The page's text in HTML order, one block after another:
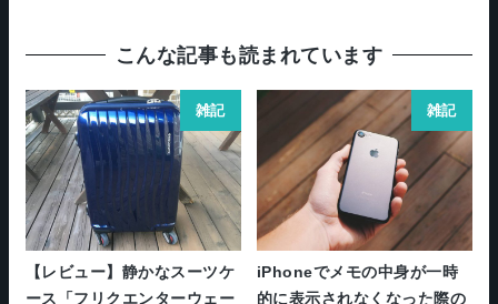
こんな記事も読まれています
雑記
【レビュー】静かなスーツケ
ース「フリクエンターウェー
雑記
iPhoneでメモの中身が一時
的に表示されなくなった際の